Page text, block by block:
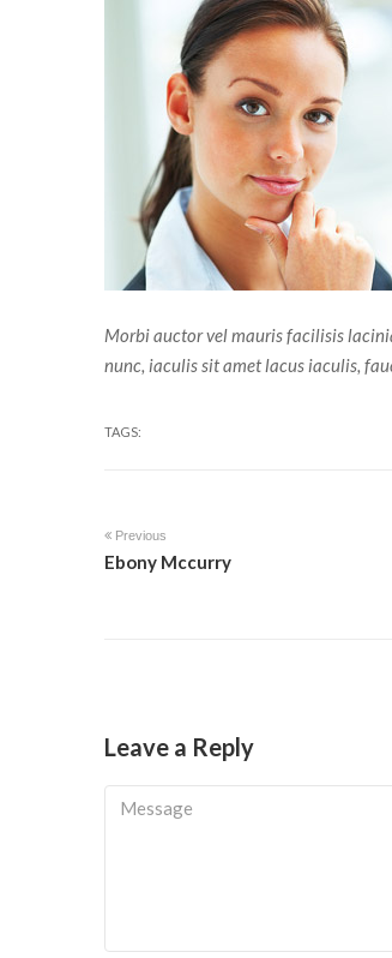
Morbi auctor vel mauris facilisis
nunc, iaculis sit amet lacus iaculis,
TAGS:
Previous
Ebony Mccurry
Leave a Reply